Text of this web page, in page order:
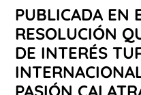
PUBLICADA EN
RESOLUCIÓN
DE INTERÉS